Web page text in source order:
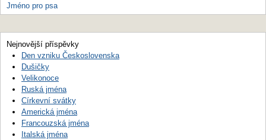
Jméno pro psa
Nejnovější příspěvky
Den vzniku Československa
Dušičky
Velikonoce
Ruská jména
Církevní svátky
Americká jména
Francouzská jména
Italská jména